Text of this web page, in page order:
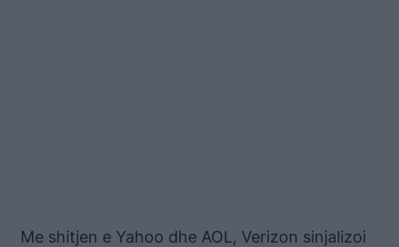
Me shitjen e Yahoo dhe AOL, Verizon sinjalizoi